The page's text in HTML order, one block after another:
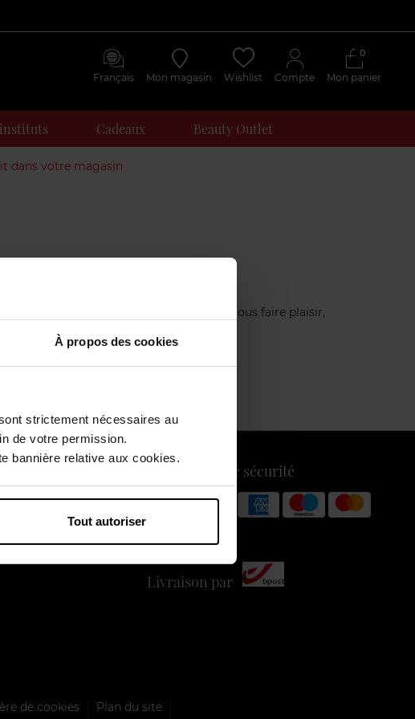
À propos des cookies
strictement nécessaires au
de votre permission.
bannière relative aux cookies.
Tout autoriser
Français Mon magasin Wishlist Compte Mon panier
0
Cadeaux Beauty Outlet
dans votre magasin
soin ? Que ce soit pour offrir ou vous faire plaisir,
Payez en toute sécurité
Livraison par
de cookies Plan du site